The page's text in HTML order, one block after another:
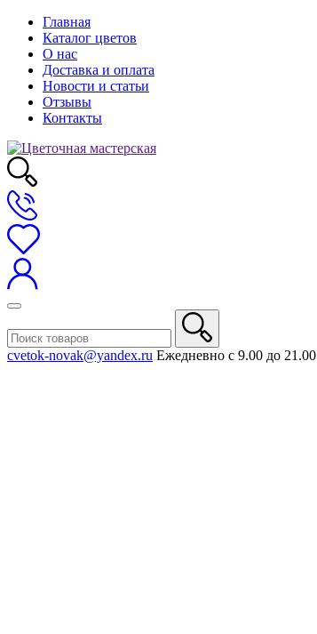
Главная
Каталог цветов
О нас
Доставка и оплата
Новости и статьи
Отзывы
Контакты
cvetok-novak@yandex.ru Ежедневно с 9.00 до 21.00